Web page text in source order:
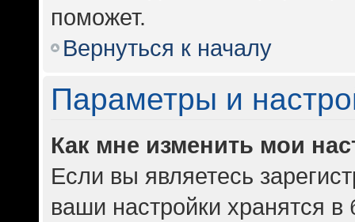
поможет.
Вернуться к началу
Параметры и
Как мне изменить мои
Если вы являетесь
ваши настройки хранятся